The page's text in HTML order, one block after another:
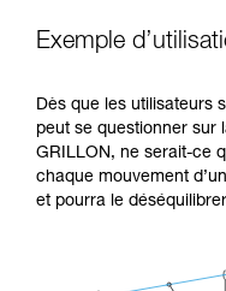
Exemple
Dès que les utilisateurs
peut se questionner sur
GRILLON, ne serait-ce
chaque mouvement
et pourra le